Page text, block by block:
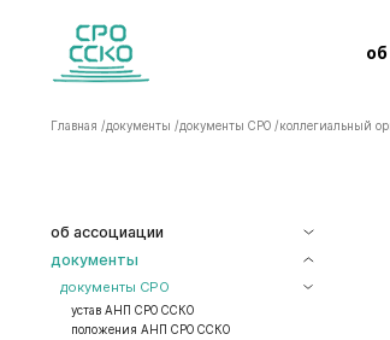
Главная /документы /документы СРО /коллегиальный
об ассоциации
документы
документы СРО
устав АНП СРО ССКО
положения АНП СРО ССКО